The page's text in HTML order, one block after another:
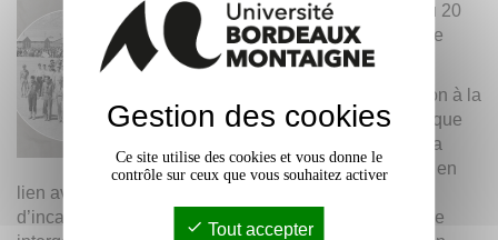
Du 10 au 20
novembre
2025
Exposition à la
bibliothèque
Rigoberta
Menchú, en
lien avec le colloque "Los Angeles et les camps
d’incarcération des Japonais-Américains - une histoire
Gestion des cookies
Ce site utilise des cookies et vous donne le
contrôle sur ceux que vous souhaitez activer
Tout accepter